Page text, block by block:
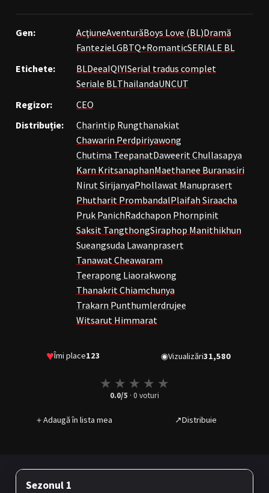
Gen: AcţiuneAventurăBoys Love (BL)Dramă
FantezieLGBTQ+RomanticSERIALE BL
Etichete:
BLDeeaIQIYISerial tradus complet
Seriale BLThailandaUNCUT
Regizor:
CEO
Distribuție:
Charintip Rungthanakiat
Chawarin Perdpiriyawong
Chutima TeepanatDaweerit Chullasapya
Karn KritsanaphanMaethanee Buranasiri
Nirut SirijanyaPhollawat Manuprasert
Phutharit PrombandalPlaifah Siraacha
Pruk PanichRadchapon Phornpinit
Saksit TangthongSiraphop Manithikhun
Sueangsuda Lawanprasert
Tanawat Cheawaram
Teerapong Liaorakwong
Thanakrit Chiamchunya
Trakarn Punthumlerdrujee
Witsarut Himmarat
♥Îmi place123
★ ★ ★ ★ ★
0.0/5 · 0 voturi
＋Adaugă în lista mea ↗Distribuie
◉Vizualizări31,580
Sezonul 1